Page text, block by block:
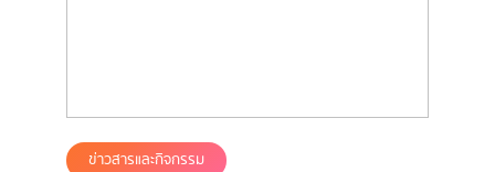
ข่าวสารและกิจกรรม